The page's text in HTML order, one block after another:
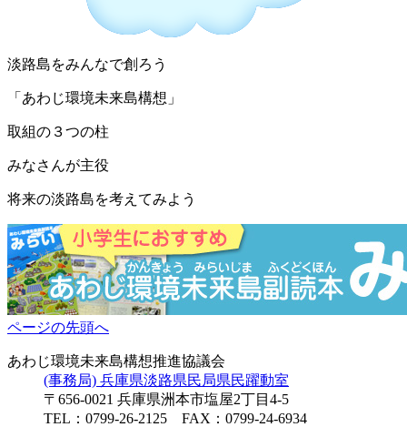
淡路島をみんなで創ろう
「あわじ環境未来島構想」
取組の３つの柱
みなさんが主役
将来の淡路島を考えてみよう
ページの先頭へ
あわじ環境未来島構想推進協議会
(事務局) 兵庫県淡路県民局県民躍動室
〒656-0021 兵庫県洲本市塩屋2丁目4-5
TEL：0799-26-2125 FAX：0799-24-6934